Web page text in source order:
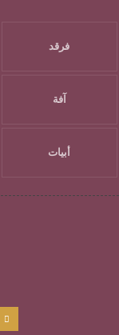
فرقد
آفة
أبيات